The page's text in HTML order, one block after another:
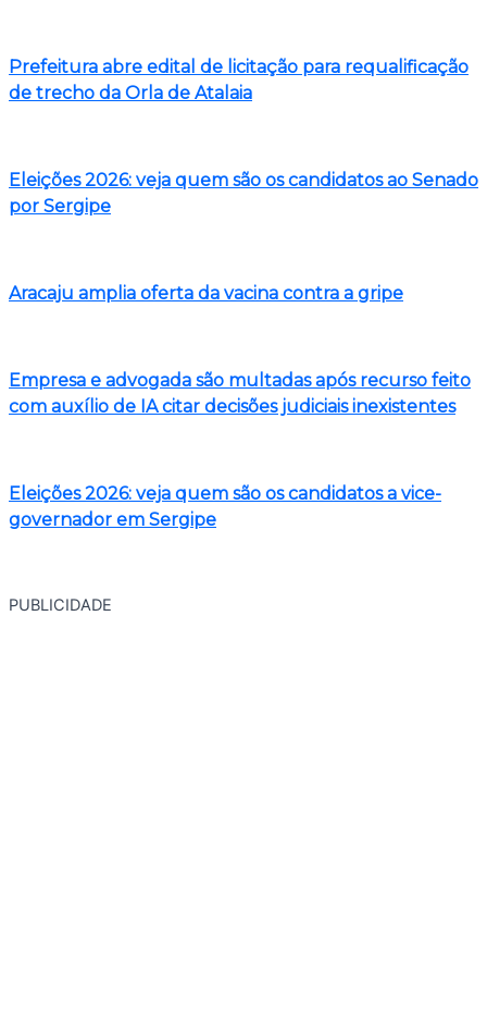
Prefeitura abre edital de licitação para requalificação
de trecho da Orla de Atalaia
Eleições 2026: veja quem são os candidatos ao Senado
por Sergipe
Aracaju amplia oferta da vacina contra a gripe
Empresa e advogada são multadas após recurso feito
com auxílio de IA citar decisões judiciais inexistentes
Eleições 2026: veja quem são os candidatos a vice-
governador em Sergipe
PUBLICIDADE